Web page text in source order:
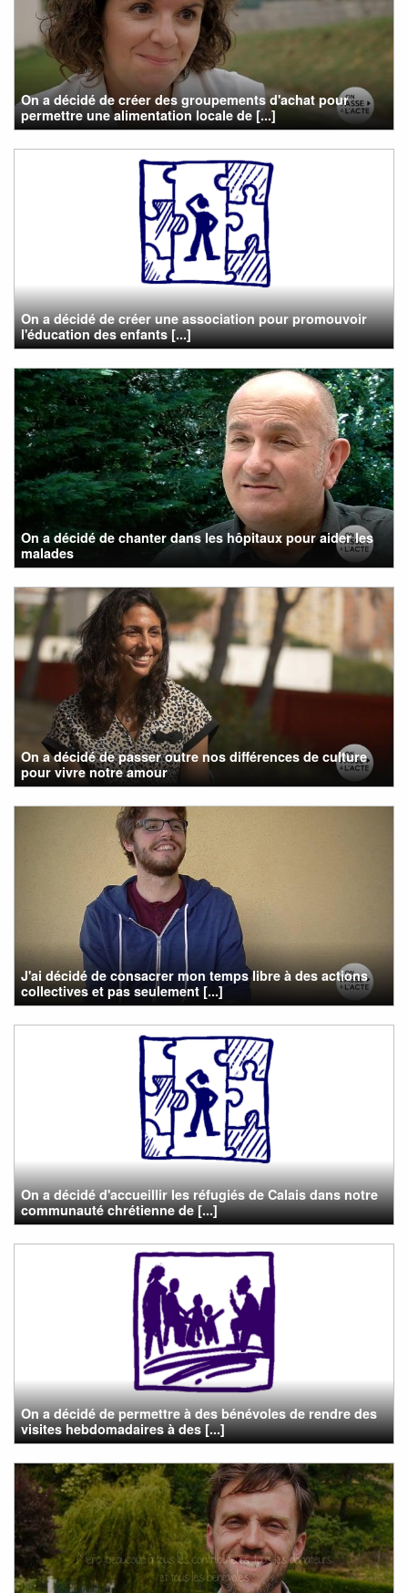
On a décidé de créer des groupements d'achat pour
permettre une alimentation locale de [...]
On a décidé de créer une association pour promouvoir
l'éducation des enfants [...]
On a décidé de chanter dans les hôpitaux pour aider les
malades
On a décidé de passer outre nos différences de culture
pour vivre notre amour
J'ai décidé de consacrer mon temps libre à des actions
collectives et pas seulement [...]
On a décidé d'accueillir les réfugiés de Calais dans notre
communauté chrétienne de [...]
On a décidé de permettre à des bénévoles de rendre des
visites hebdomadaires à des [...]